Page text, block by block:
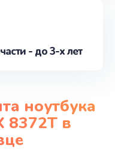
- до 3-х лет
ноутбука
8372T в